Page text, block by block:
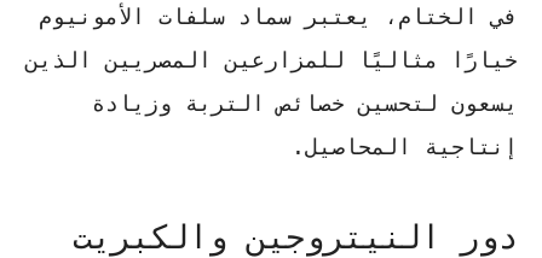
في الختام، يعتبر سماد سلفات الأمونيوم
خيارًا مثاليًا للمزارعين المصريين الذين
يسعون لتحسين خصائص التربة وزيادة
إنتاجية المحاصيل.
دور النيتروجين والكبريت